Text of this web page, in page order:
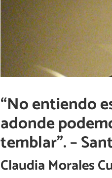
“No entiendo
adonde
temblar”. –
Claudia Morales